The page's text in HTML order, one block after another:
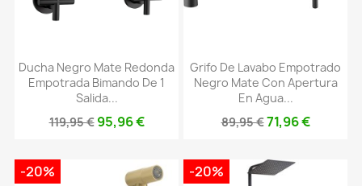
Ducha Negro Mate Redonda
Empotrada Bimando De 1
Salida...
119,95 € 95,96 €
Grifo De Lavabo Empotrado
Negro Mate Con Apertura
En Agua...
89,95 €71,96 €
-20% -20%